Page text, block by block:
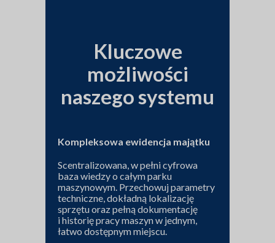
Kluczowe
możliwości
naszego systemu
Kompleksowa ewidencja majątku
Scentralizowana, w pełni cyfrowa
baza wiedzy o całym parku
maszynowym. Przechowuj parametry
techniczne, dokładną lokalizację
sprzętu oraz pełną dokumentację
i historię pracy maszyn w jednym,
łatwo dostępnym miejscu.